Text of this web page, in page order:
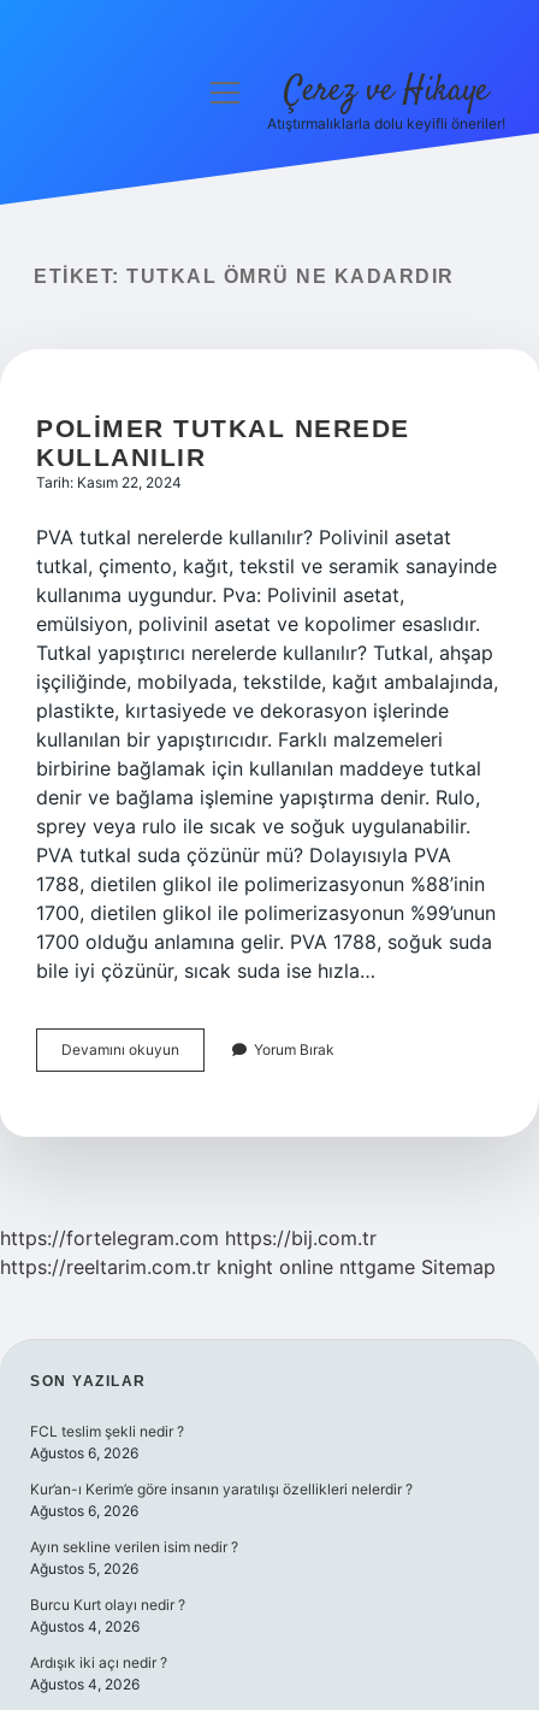
Yasal Uyarı
menüyü Çerez ve Hikaye
Atıştırmalıklarla dolu keyifli öneriler!
ETIKET: TUTKAL ÖMRÜ NE KADARDIR
POLIMER TUTKAL NEREDE
KULLANILIR
Tarih: Kasım 22, 2024
PVA tutkal nerelerde kullanılır? Polivinil asetat
tutkal, çimento, kağıt, tekstil ve seramik sanayinde
kullanıma uygundur. Pva: Polivinil asetat,
emülsiyon, polivinil asetat ve kopolimer esaslıdır.
Tutkal yapıştırıcı nerelerde kullanılır? Tutkal, ahşap
işçiliğinde, mobilyada, tekstilde, kağıt ambalajında,
plastikte, kırtasiyede ve dekorasyon işlerinde
kullanılan bir yapıştırıcıdır. Farklı malzemeleri
birbirine bağlamak için kullanılan maddeye tutkal
denir ve bağlama işlemine yapıştırma denir. Rulo,
sprey veya rulo ile sıcak ve soğuk uygulanabilir.
PVA tutkal suda çözünür mü? Dolayısıyla PVA
1788, dietilen glikol ile polimerizasyonun %88’inin
1700, dietilen glikol ile polimerizasyonun %99’unun
1700 olduğu anlamına gelir. PVA 1788, soğuk suda
bile iyi çözünür, sıcak suda ise hızla…
Devamını okuyun
Tutkal
Yorum Bırak
https://fortelegram.com https://bij.com.tr
https://reeltarim.com.tr knight online nttgame Sitemap
SIDEBAR
SON YAZILAR
FCL teslim şekli nedir ?
Ağustos 6, 2026
Kur’an-ı Kerim’e göre insanın yaratılışı özellikleri nelerdir ?
Ağustos 6, 2026
Ayın sekline verilen isim nedir ?
Ağustos 5, 2026
Burcu Kurt olayı nedir ?
Ağustos 4, 2026
Ardışık iki açı nedir ?
Ağustos 4, 2026